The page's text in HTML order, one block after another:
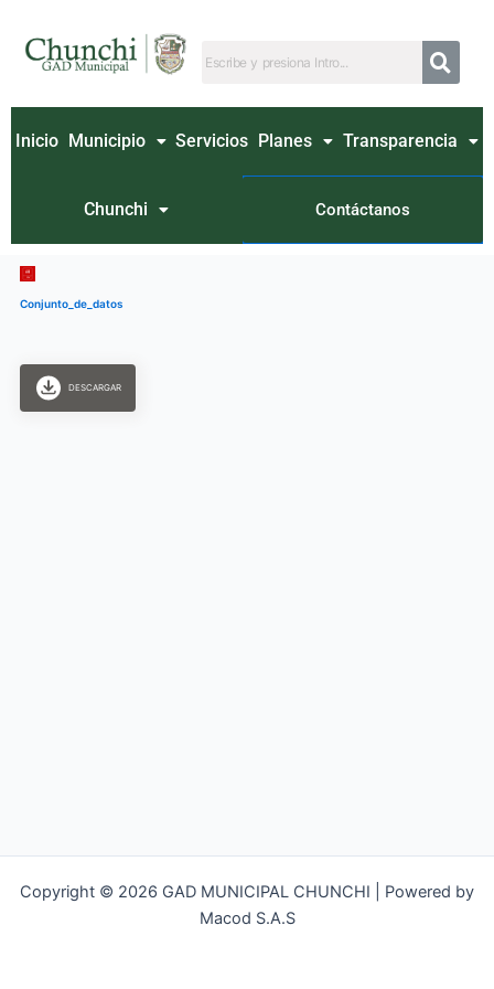
contenido
Inicio Municipio Servicios Planes Transparencia
Chunchi Contáctanos
Conjunto_de_datos
DESCARGAR
Copyright © 2026 GAD MUNICIPAL CHUNCHI | Powered by
Macod S.A.S